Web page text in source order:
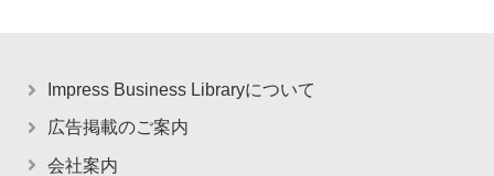
Impress Business Libraryについて
広告掲載のご案内
会社案内